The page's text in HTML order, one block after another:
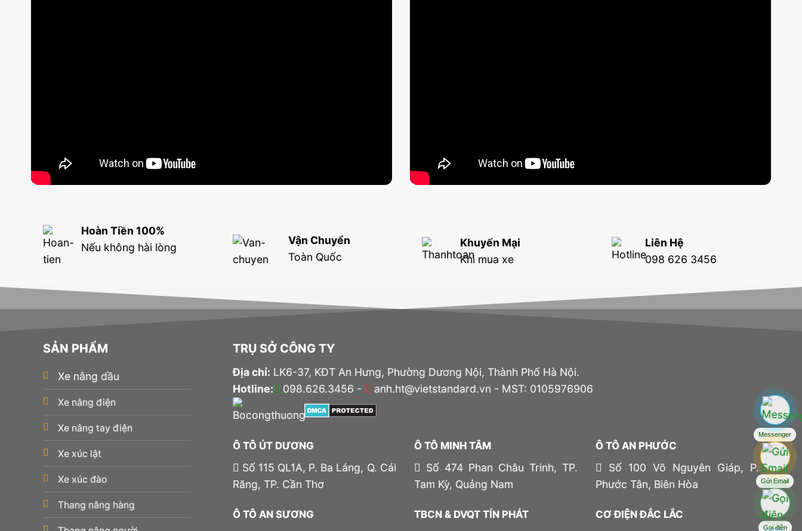
Hoàn Tiền 100%
Nếu không hài lòng
Vận Chuyển
Toàn Quốc
Khuyến Mại
Khi mua xe
Liên Hệ
098 626 3456
SẢN PHẨM
Xe nâng dầu
Xe nâng điện
Xe nâng tay điện
Xe xúc lật
Xe xúc đào
Thang nâng hàng
TRỤ SỞ CÔNG TY
Địa chỉ: LK6-37, KĐT An Hưng, Phường Dương Nội, Thành Phố Hà Nội.
Hotline:
098.626.3456 - anh.ht@vietstandard.vn - MST: 0105976906
Ô TÔ ÚT DƯƠNG
Số 115 QL1A, P. Ba Láng, Q. Cái
Răng, TP. Cần Thơ
Ô TÔ AN SƯƠNG
Ô TÔ MINH TÂM
Số 474 Phan Châu Trinh, TP.
Tam Kỳ, Quảng Nam
TBCN & DVQT TÍN PHÁT
Ô TÔ AN PHƯỚC
Số 100 Võ Nguyên Giáp, P.
Phước Tân, Biên Hòa
CƠ ĐIỆN ĐẮC LẮC
Messenger
Gửi Email
Gọi điện